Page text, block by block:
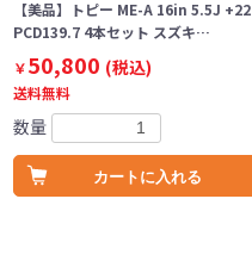
【美品】トピー ME-A 16in 5.5J +22
PCD139.7 4本セット スズキ…
￥50,800 (税込)
送料無料
数量
カートに入れる